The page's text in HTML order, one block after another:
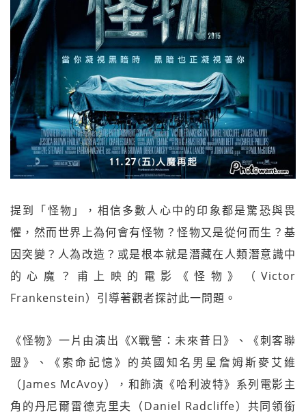
提到「怪物」，相信多數人心中的印象都是驚恐與畏
懼，然而世界上為何會有怪物？怪物又是從何而生？基
因突變？人為改造？或是根本就是潛藏在人類潛意識中
的心魔？甫上映的電影《怪物》（Victor
Frankenstein）引導著觀者探討此一問題。
《怪物》一片由演出《X戰警：未來昔日》、《刺客聯
盟》、《索命記憶》的英國知名男星詹姆斯麥艾維
（James McAvoy），和飾演《哈利波特》系列電影主
角的丹尼爾雷德克里夫（Daniel Radcliffe）共同領銜